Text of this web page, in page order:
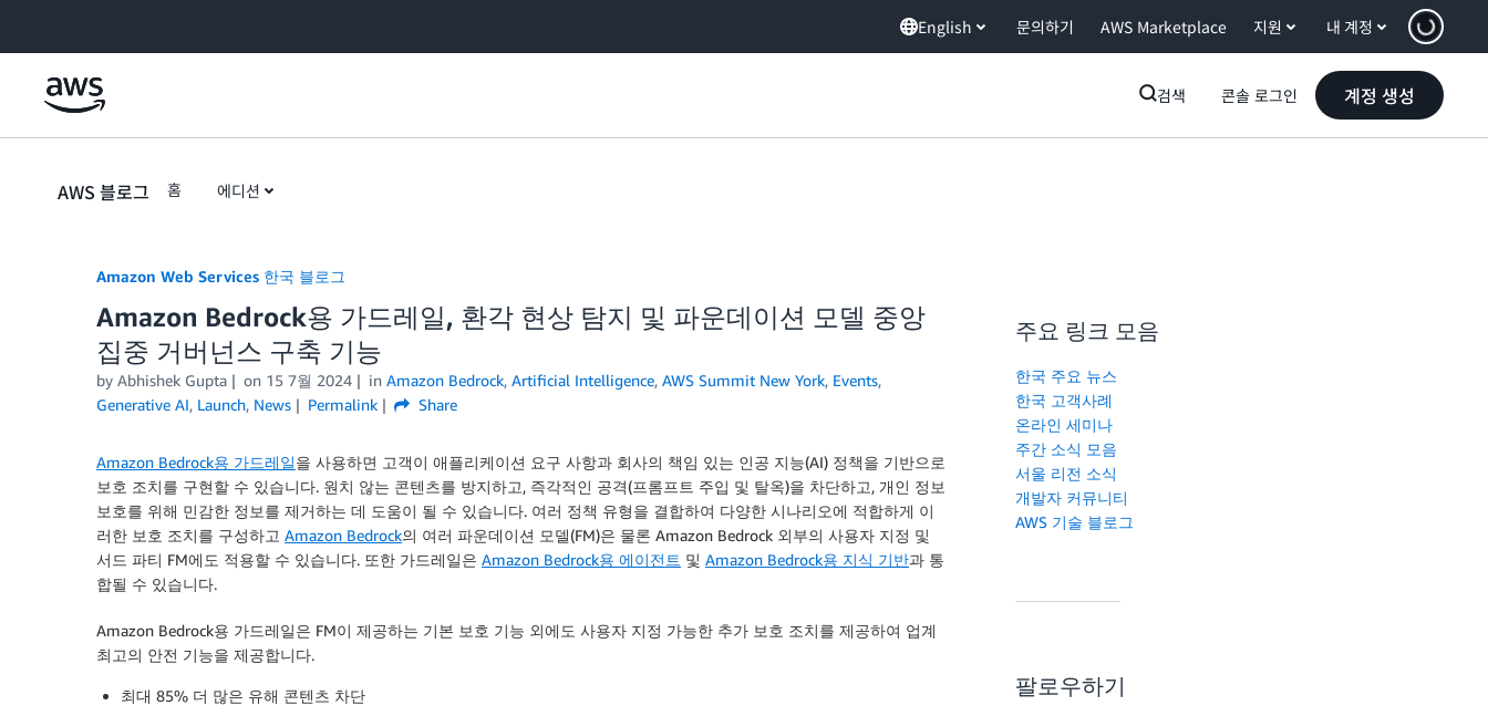
English 문의하기 AWS Marketplace 지원 내 계정
검색 콘솔 로그인 계정 생성
AWS 블로그 홈 에디션
Amazon Web Services 한국 블로그
Amazon Bedrock용 가드레일, 환각 현상 탐지 및 파운데이션 모델 중앙
집중 거버넌스 구축 기능
by Abhishek Gupta on 15 7월 2024 in Amazon Bedrock, Artificial Intelligence, AWS Summit New York, Events,
Generative AI, Launch, News Permalink Share
Amazon Bedrock용 가드레일을 사용하면 고객이 애플리케이션 요구 사항과 회사의 책임 있는 인공 지능(AI) 정책을 기반으로
보호 조치를 구현할 수 있습니다. 원치 않는 콘텐츠를 방지하고, 즉각적인 공격(프롬프트 주입 및 탈옥)을 차단하고, 개인 정보
보호를 위해 민감한 정보를 제거하는 데 도움이 될 수 있습니다. 여러 정책 유형을 결합하여 다양한 시나리오에 적합하게 이
러한 보호 조치를 구성하고 Amazon Bedrock의 여러 파운데이션 모델(FM)은 물론 Amazon Bedrock 외부의 사용자 지정 및
서드 파티 FM에도 적용할 수 있습니다. 또한 가드레일은 Amazon Bedrock용 에이전트 및 Amazon Bedrock용 지식 기반과 통
합될 수 있습니다.
Amazon Bedrock용 가드레일은 FM이 제공하는 기본 보호 기능 외에도 사용자 지정 가능한 추가 보호 조치를 제공하여 업계
최고의 안전 기능을 제공합니다.
최대 85% 더 많은 유해 콘텐츠 차단
주요 링크 모음
한국 주요 뉴스
한국 고객사례
온라인 세미나
주간 소식 모음
서울 리전 소식
개발자 커뮤니티
AWS 기술 블로그
팔로우하기